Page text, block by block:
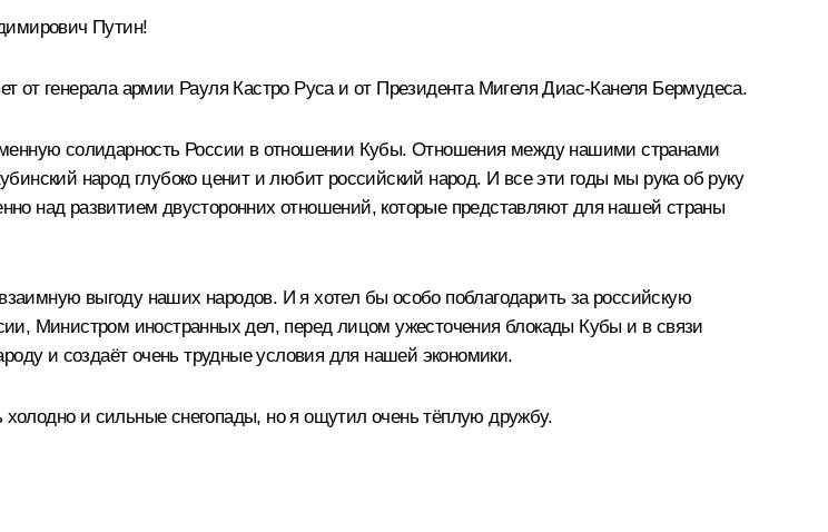
Путин!
генерала армии Рауля Кастро Руса и от Президента Мигеля Диас-Канеля Бермудеса.
солидарность России в отношении Кубы. Отношения между нашими странами
народ глубоко ценит и любит российский народ. И все эти годы мы рука об руку
над развитием двусторонних отношений, которые представляют для нашей страны
выгоду наших народов. И я хотел бы особо поблагодарить за российскую
Министром иностранных дел, перед лицом ужесточения блокады Кубы и в связи
и создаёт очень трудные условия для нашей экономики.
и сильные снегопады, но я ощутил очень тёплую дружбу.